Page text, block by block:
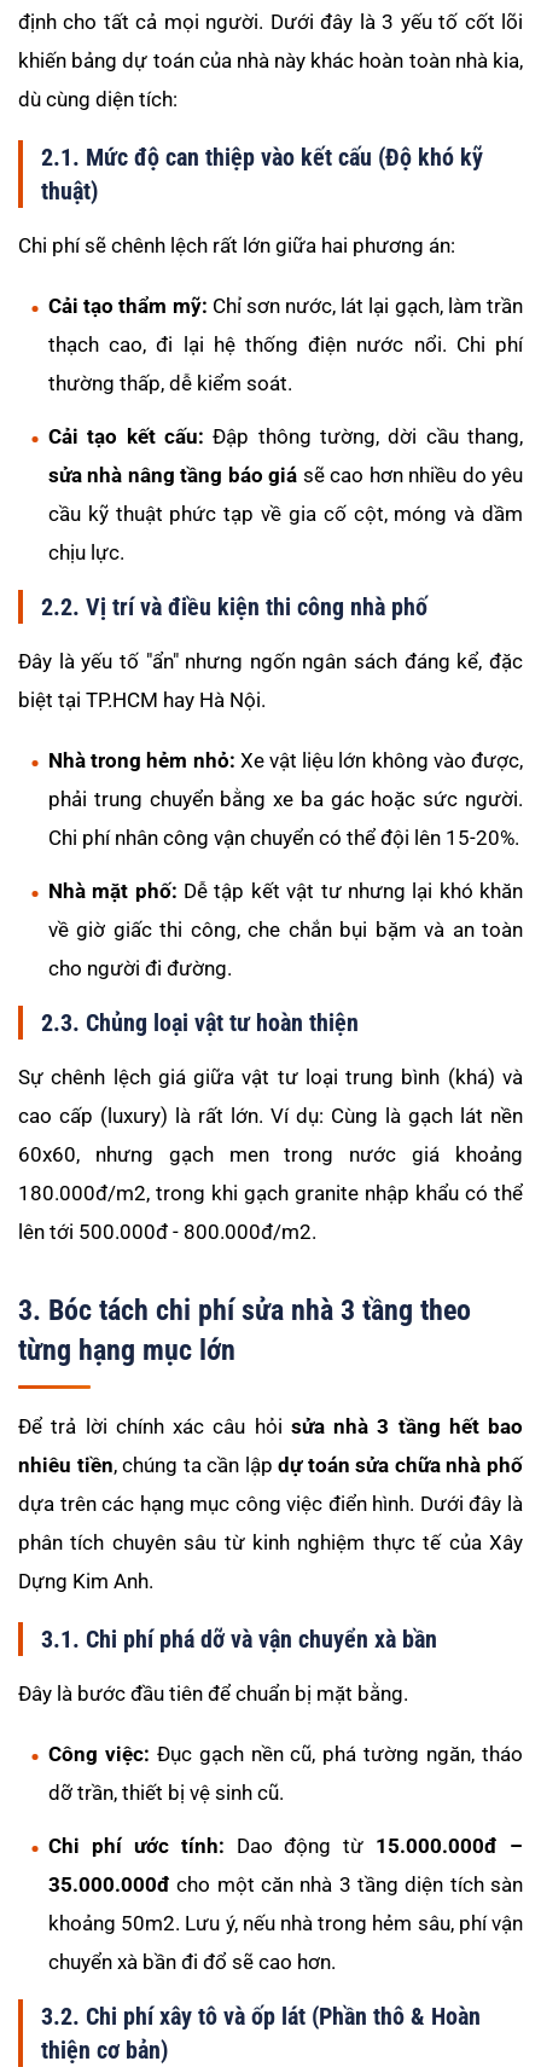
định cho tất cả mọi người. Dưới đây là 3 yếu tố cốt lõi
khiến bảng dự toán của nhà này khác hoàn toàn nhà kia,
dù cùng diện tích:
2.1. Mức độ can thiệp vào kết cấu (Độ khó kỹ
thuật)
Chi phí sẽ chênh lệch rất lớn giữa hai phương án:
Cải tạo thẩm mỹ: Chỉ sơn nước, lát lại gạch, làm trần
thạch cao, đi lại hệ thống điện nước nổi. Chi phí
thường thấp, dễ kiểm soát.
Cải tạo kết cấu: Đập thông tường, dời cầu thang,
sửa nhà nâng tầng báo giá sẽ cao hơn nhiều do yêu
cầu kỹ thuật phức tạp về gia cố cột, móng và dầm
chịu lực.
2.2. Vị trí và điều kiện thi công nhà phố
Đây là yếu tố "ẩn" nhưng ngốn ngân sách đáng kể, đặc
biệt tại TP.HCM hay Hà Nội.
Nhà trong hẻm nhỏ: Xe vật liệu lớn không vào được,
phải trung chuyển bằng xe ba gác hoặc sức người.
Chi phí nhân công vận chuyển có thể đội lên 15-20%.
Nhà mặt phố: Dễ tập kết vật tư nhưng lại khó khăn
về giờ giấc thi công, che chắn bụi bặm và an toàn
cho người đi đường.
2.3. Chủng loại vật tư hoàn thiện
Sự chênh lệch giá giữa vật tư loại trung bình (khá) và
cao cấp (luxury) là rất lớn. Ví dụ: Cùng là gạch lát nền
60x60, nhưng gạch men trong nước giá khoảng
180.000đ/m2, trong khi gạch granite nhập khẩu có thể
lên tới 500.000đ - 800.000đ/m2.
3. Bóc tách chi phí sửa nhà 3 tầng theo
từng hạng mục lớn
Để trả lời chính xác câu hỏi sửa nhà 3 tầng hết bao
nhiêu tiền, chúng ta cần lậpdự toán sửa chữa nhà phố
dựa trên các hạng mục công việc điển hình. Dưới đây là
phân tích chuyên sâu từ kinh nghiệm thực tế của Xây
Dựng Kim Anh.
3.1. Chi phí phá dỡ và vận chuyển xà bần
Đây là bước đầu tiên để chuẩn bị mặt bằng.
Công việc: Đục gạch nền cũ, phá tường ngăn, tháo
dỡ trần, thiết bị vệ sinh cũ.
Chi phí ước tính: Dao động từ 15.000.000đ –
35.000.000đ cho một căn nhà 3 tầng diện tích sàn
khoảng 50m2. Lưu ý, nếu nhà trong hẻm sâu, phí vận
chuyển xà bần đi đổ sẽ cao hơn.
3.2. Chi phí xây tô và ốp lát (Phần thô & Hoàn
thiện cơ bản)